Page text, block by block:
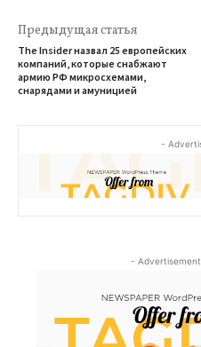
Предыдущая статья
The Insider назвал 25 европейских
компаний, которые снабжают
армию РФ микросхемами,
снарядами и амуницией
-
-